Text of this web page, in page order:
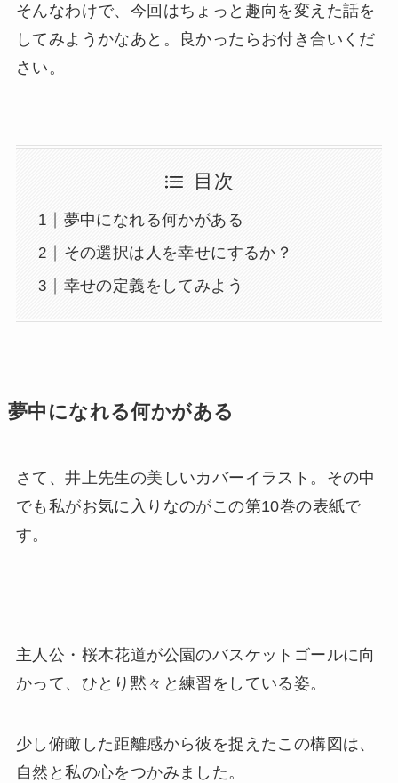
そんなわけで、今回はちょっと趣向を変えた話を
してみようかなあと。良かったらお付き合いくだ
さい。
目次
夢中になれる何かがある
その選択は人を幸せにするか？
幸せの定義をしてみよう
夢中になれる何かがある
さて、井上先生の美しいカバーイラスト。その中
でも私がお気に入りなのがこの第10巻の表紙で
す。
主人公・桜木花道が公園のバスケットゴールに向
かって、ひとり黙々と練習をしている姿。
少し俯瞰した距離感から彼を捉えたこの構図は、
自然と私の心をつかみました。